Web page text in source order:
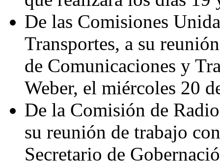
De las Comisiones
Transportes, a su
de Comunicaciones y
Weber, el miércoles 20
De la Comisión de
su reunión de trabajo
Secretario de